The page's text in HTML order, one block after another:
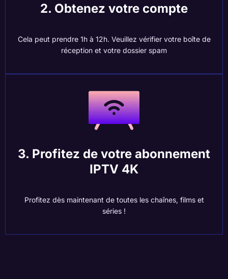
2. Obtenez votre compte
Cela peut prendre 1h à 12h. Veuillez vérifier votre boîte de
réception et votre dossier spam
3. Profitez de votre abonnement
IPTV 4K
Profitez dès maintenant de toutes les chaînes, films et
séries !